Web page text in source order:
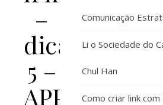
–
dica
5 –
APPs
Comunicação
Li o Sociedade do
Chul Han
Como criar link